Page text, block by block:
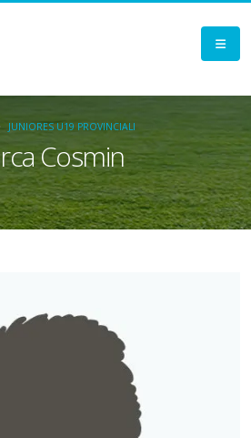
Cosmin
JUNIORES U19 PROVINCIALI